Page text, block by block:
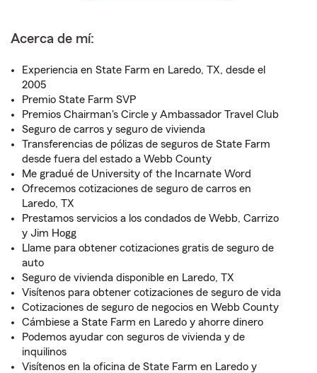
Acerca de mí:
Experiencia en State Farm en Laredo, TX, desde el
2005
Premio State Farm SVP
Premios Chairman's Circle y Ambassador Travel Club
Seguro de carros y seguro de vivienda
Transferencias de pólizas de seguros de State Farm
desde fuera del estado a Webb County
Me gradué de University of the Incarnate Word
Ofrecemos cotizaciones de seguro de carros en
Laredo, TX
Prestamos servicios a los condados de Webb, Carrizo
y Jim Hogg
Llame para obtener cotizaciones gratis de seguro de
auto
Seguro de vivienda disponible en Laredo, TX
Visítenos para obtener cotizaciones de seguro de vida
Cotizaciones de seguro de negocios en Webb County
Cámbiese a State Farm en Laredo y ahorre dinero
Podemos ayudar con seguros de vivienda y de
inquilinos
Visítenos en la oficina de State Farm en Laredo y